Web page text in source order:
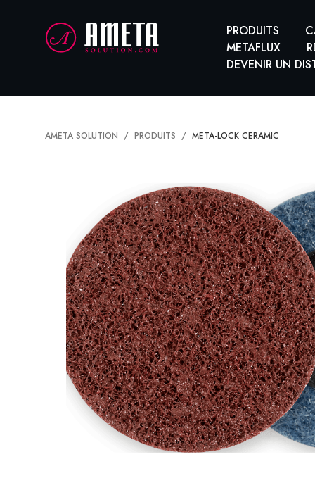
PRODUITS
METAFLUX
DEVENIR UN
AMETA SOLUTION PRODUITS META-LOCK CERAMIC